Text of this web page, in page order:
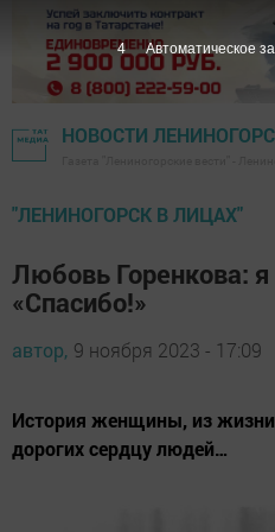
НОВОСТИ
"ЛЕНИНОГОРСК В ЛИЦАХ"
Любовь Горенкова:
«Спасибо!»
автор, 9 ноября 2023 - 17:09
История женщины, из жизни
дорогих сердцу людей…
3 Автоматическое